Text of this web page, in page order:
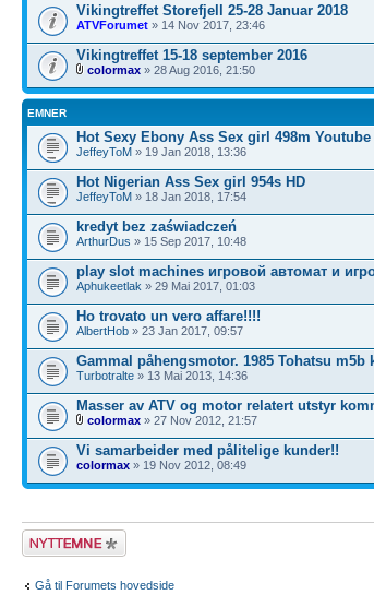
Vikingtreffet Storefjell 25-28 Januar 2018
ATVForumet » 14 Nov 2017, 23:46
Vikingtreffet 15-18 september 2016
colormax » 28 Aug 2016, 21:50
EMNER
Hot Sexy Ebony Ass Sex girl 498m Youtube
JeffeyToM » 19 Jan 2018, 13:36
Hot Nigerian Ass Sex girl 954s HD
JeffeyToM » 18 Jan 2018, 17:54
kredyt bez zaświadczeń
ArthurDus » 15 Sep 2017, 10:48
play slot machines игровой автомат и
Aphukeetlak » 29 Mai 2017, 01:03
Ho trovato un vero affare!!!!
AlbertHob » 23 Jan 2017, 09:57
Gammal påhengsmotor. 1985 Tohatsu m5b
Turbotralte » 13 Mai 2013, 14:36
Masser av ATV og motor relatert utstyr
colormax » 27 Nov 2012, 21:57
Vi samarbeider med pålitelige kunder!!
colormax » 19 Nov 2012, 08:49
Legg inn et nytt
emne
Gå til Forumets hovedside